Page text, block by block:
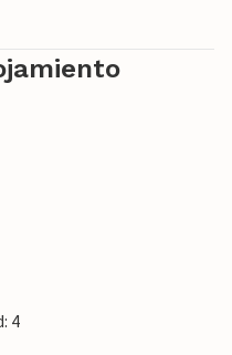
de servicio al cliente y su
alojamiento con un
4